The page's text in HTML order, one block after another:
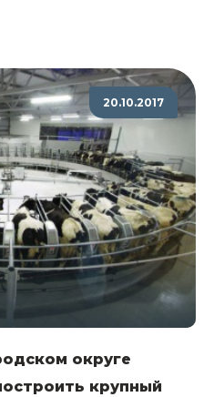
20.10.2017
округе
крупный